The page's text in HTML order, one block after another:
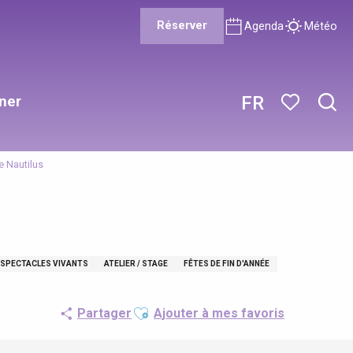
FR
Réserver Agenda Météo
Nautilus
VIVANTS ATELIER / STAGE
FÊTES DE FIN D'ANNÉE
Partager Ajouter aux favoris
Ajouter à mes favoris